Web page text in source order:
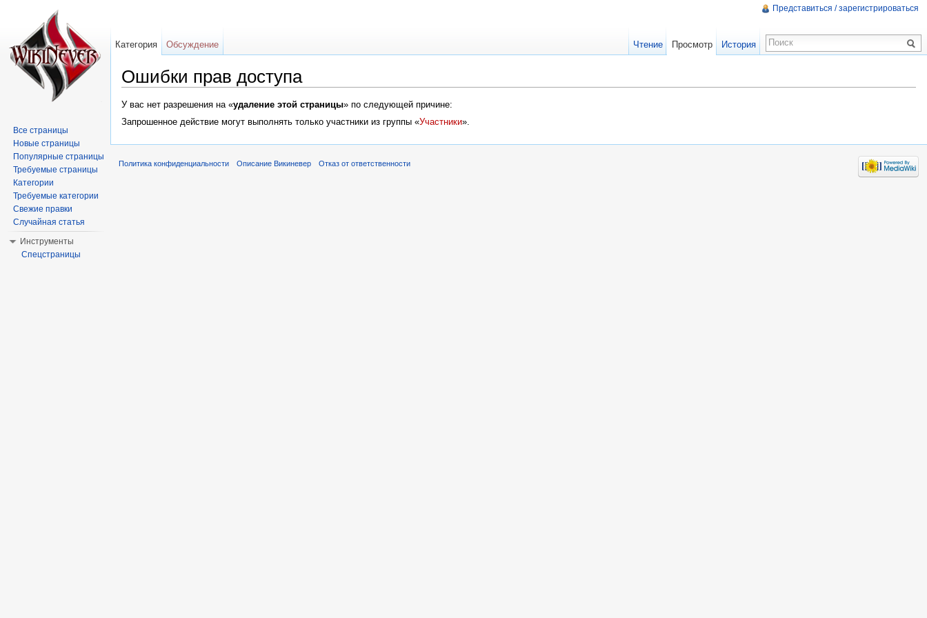
Ошибки прав доступа
У вас нет разрешения на «удаление этой страницы» по следующей причине:
Запрошенное действие могут выполнять только участники из группы «Участники».
Представиться / зарегистрироваться
Категория Обсуждение Чтение Просмотр История
Все страницы
Новые страницы
Популярные страницы
Требуемые страницы
Категории
Требуемые категории
Свежие правки
Случайная статья
Инструменты
Спецстраницы
Политика конфиденциальности Описание Викиневер Отказ от ответственности